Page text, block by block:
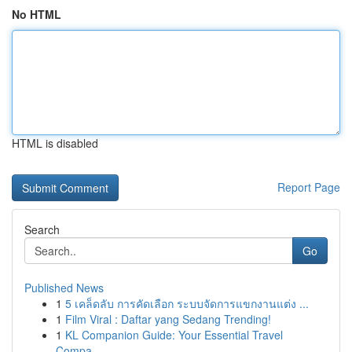
No HTML
HTML is disabled
Report Page
Search
Go
Published News
1 5 เคล็ดลับ การคัดเลือก ระบบจัดการแขกงานแต่ง ...
1 Film Viral : Daftar yang Sedang Trending!
1 KL Companion Guide: Your Essential Travel